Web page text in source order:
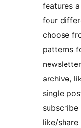
features
four
choose
patterns
archive,
single
like/